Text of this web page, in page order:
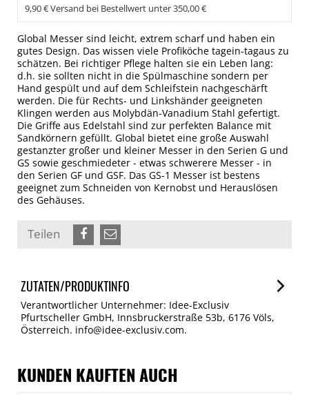
9,90 € Versand bei Bestellwert unter 350,00 €
Global Messer sind leicht, extrem scharf und haben ein
gutes Design. Das wissen viele Profiköche tagein-tagaus zu
schätzen. Bei richtiger Pflege halten sie ein Leben lang:
d.h. sie sollten nicht in die Spülmaschine sondern per
Hand gespült und auf dem Schleifstein nachgeschärft
werden. Die für Rechts- und Linkshänder geeigneten
Klingen werden aus Molybdän-Vanadium Stahl gefertigt.
Die Griffe aus Edelstahl sind zur perfekten Balance mit
Sandkörnern gefüllt. Global bietet eine große Auswahl
gestanzter großer und kleiner Messer in den Serien G und
GS sowie geschmiedeter - etwas schwerere Messer - in
den Serien GF und GSF. Das GS-1 Messer ist bestens
geeignet zum Schneiden von Kernobst und Herauslösen
des Gehäuses.
Teilen
ZUTATEN/PRODUKTINFO
Verantwortlicher Unternehmer: Idee-Exclusiv
Pfurtscheller GmbH, Innsbruckerstraße 53b, 6176 Völs,
Österreich. info@idee-exclusiv.com.
KUNDEN KAUFTEN AUCH